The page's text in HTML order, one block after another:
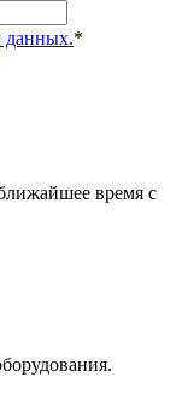
данных.*
время с